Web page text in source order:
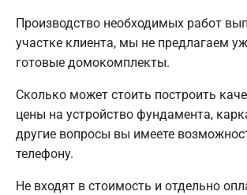
Производство необходимых работ
участке клиента, мы не предлагаем
готовые домокомплекты.
Сколько может стоить построить
цены на устройство фундамента,
другие вопросы вы имеете
телефону.
Не входят в стоимость и отдельно